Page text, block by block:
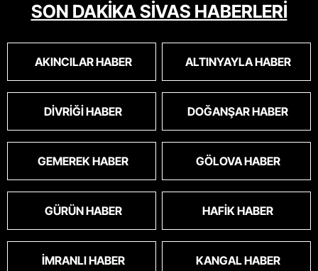
SON DAKİKA SİVAS HABERLERİ
AKINCILAR HABER ALTINYAYLA HABER
DIVRIĞI HABER DOĞANŞAR HABER
GEMEREK HABER GÖLOVA HABER
GÜRÜN HABER HAFIK HABER
İMRANLI HABER KANGAL HABER